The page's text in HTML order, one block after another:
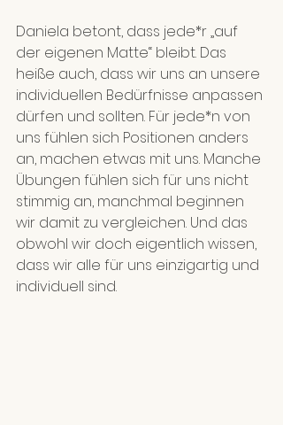
Daniela betont, dass jede*r „auf
der eigenen Matte“ bleibt. Das
heiße auch, dass wir uns an unsere
individuellen Bedürfnisse anpassen
dürfen und sollten. Für jede*n von
uns fühlen sich Positionen anders
an, machen etwas mit uns. Manche
Übungen fühlen sich für uns nicht
stimmig an, manchmal beginnen
wir damit zu vergleichen. Und das
obwohl wir doch eigentlich wissen,
dass wir alle für uns einzigartig und
individuell sind.